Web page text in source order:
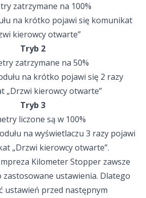
zatrzymane na 100%
na krótko pojawi się komunikat
kierowcy otwarte”
Tryb 2
zatrzymane na 50%
na krótko pojawi się 2 razy
„Drzwi kierowcy otwarte”
Tryb 3
liczone są w 100%
na wyświetlaczu 3 razy pojawi
„Drzwi kierowcy otwarte”.
Kilometer Stopper zawsze
ustawienia. Dlatego
ustawień przed następnym